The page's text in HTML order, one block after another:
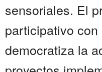
sensoriales. El
participativo
democratiza la